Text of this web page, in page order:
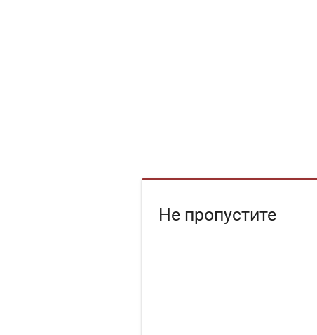
Не пропустите